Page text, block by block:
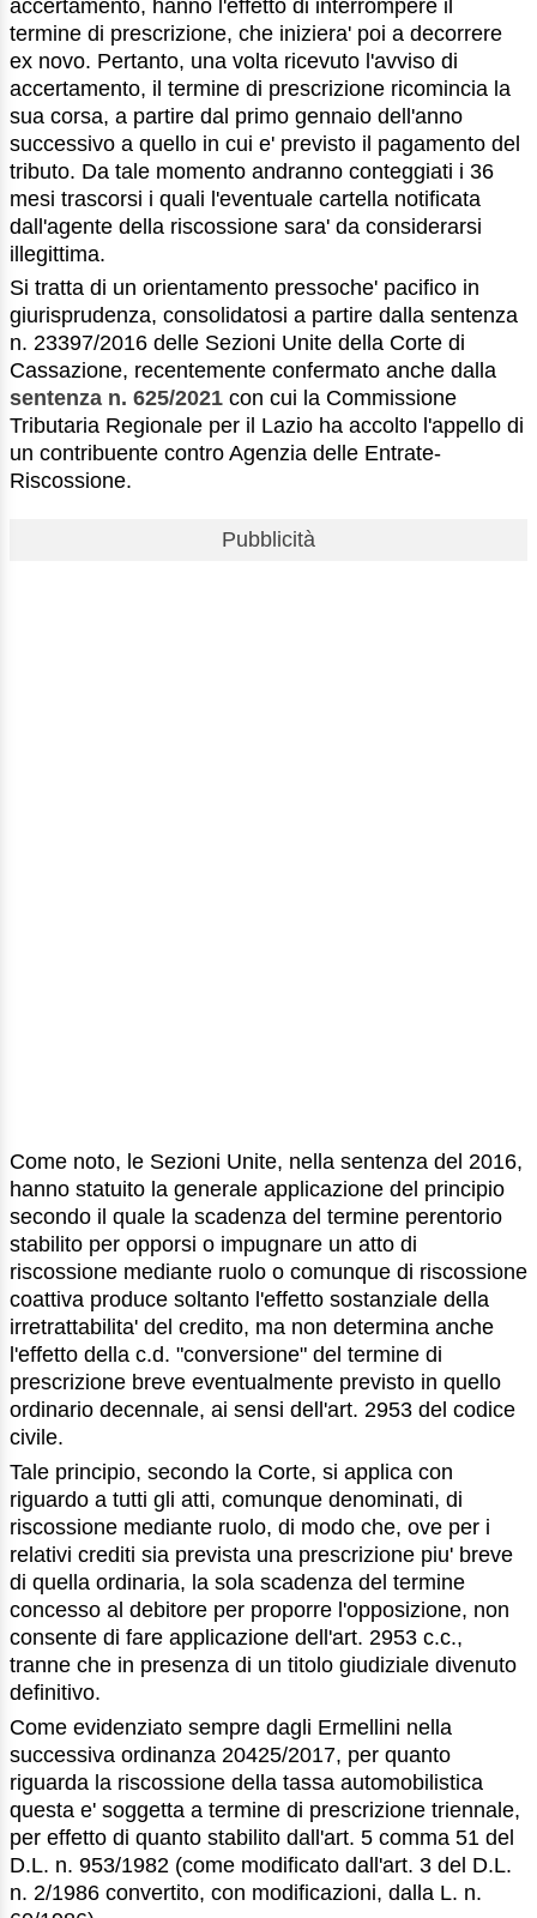
accertamento, hanno l'effetto di interrompere il
termine di prescrizione, che iniziera' poi a decorrere
ex novo. Pertanto, una volta ricevuto l'avviso di
accertamento, il termine di prescrizione ricomincia la
sua corsa, a partire dal primo gennaio dell'anno
successivo a quello in cui e' previsto il pagamento del
tributo. Da tale momento andranno conteggiati i 36
mesi trascorsi i quali l'eventuale cartella notificata
dall'agente della riscossione sara' da considerarsi
illegittima.
Si tratta di un orientamento pressoche' pacifico in
giurisprudenza, consolidatosi a partire dalla sentenza
n. 23397/2016 delle Sezioni Unite della Corte di
Cassazione, recentemente confermato anche dalla
sentenza n. 625/2021 con cui la Commissione
Tributaria Regionale per il Lazio ha accolto l'appello di
un contribuente contro Agenzia delle Entrate-
Riscossione.
Pubblicità
Come noto, le Sezioni Unite, nella sentenza del 2016,
hanno statuito la generale applicazione del principio
secondo il quale la scadenza del termine perentorio
stabilito per opporsi o impugnare un atto di
riscossione mediante ruolo o comunque di riscossione
coattiva produce soltanto l'effetto sostanziale della
irretrattabilita' del credito, ma non determina anche
l'effetto della c.d. "conversione" del termine di
prescrizione breve eventualmente previsto in quello
ordinario decennale, ai sensi dell'art. 2953 del codice
civile.
Tale principio, secondo la Corte, si applica con
riguardo a tutti gli atti, comunque denominati, di
riscossione mediante ruolo, di modo che, ove per i
relativi crediti sia prevista una prescrizione piu' breve
di quella ordinaria, la sola scadenza del termine
concesso al debitore per proporre l'opposizione, non
consente di fare applicazione dell'art. 2953 c.c.,
tranne che in presenza di un titolo giudiziale divenuto
definitivo.
Come evidenziato sempre dagli Ermellini nella
successiva ordinanza 20425/2017, per quanto
riguarda la riscossione della tassa automobilistica
questa e' soggetta a termine di prescrizione triennale,
per effetto di quanto stabilito dall'art. 5 comma 51 del
D.L. n. 953/1982 (come modificato dall'art. 3 del D.L.
n. 2/1986 convertito, con modificazioni, dalla L. n.